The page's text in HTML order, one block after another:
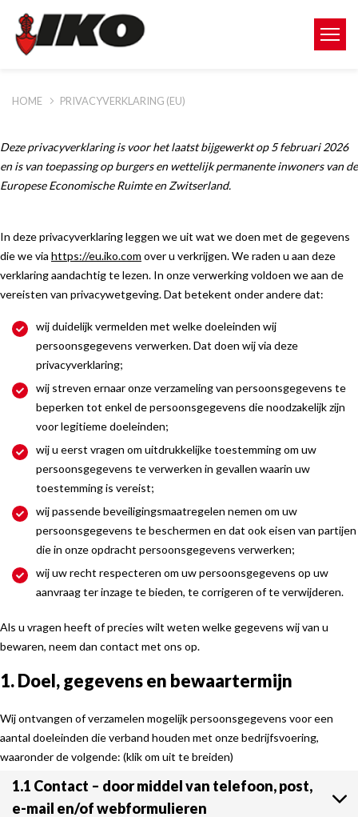
HOME PRIVACYVERKLARING (EU)
Deze privacyverklaring is voor het laatst bijgewerkt op 5 februari 2026
en is van toepassing op burgers en wettelijk permanente inwoners van de
Europese Economische Ruimte en Zwitserland.
In deze privacyverklaring leggen we uit wat we doen met de gegevens
die we via https://eu.iko.com over u verkrijgen. We raden u aan deze
verklaring aandachtig te lezen. In onze verwerking voldoen we aan de
vereisten van privacywetgeving. Dat betekent onder andere dat:
wij duidelijk vermelden met welke doeleinden wij
persoonsgegevens verwerken. Dat doen wij via deze
privacyverklaring;
wij streven ernaar onze verzameling van persoonsgegevens te
beperken tot enkel de persoonsgegevens die noodzakelijk zijn
voor legitieme doeleinden;
wij u eerst vragen om uitdrukkelijke toestemming om uw
persoonsgegevens te verwerken in gevallen waarin uw
toestemming is vereist;
wij passende beveiligingsmaatregelen nemen om uw
persoonsgegevens te beschermen en dat ook eisen van partijen
die in onze opdracht persoonsgegevens verwerken;
wij uw recht respecteren om uw persoonsgegevens op uw
aanvraag ter inzage te bieden, te corrigeren of te verwijderen.
Als u vragen heeft of precies wilt weten welke gegevens wij van u
bewaren, neem dan contact met ons op.
1. Doel, gegevens en bewaartermijn
Wij ontvangen of verzamelen mogelijk persoonsgegevens voor een
aantal doeleinden die verband houden met onze bedrijfsvoering,
waaronder de volgende: (klik om uit te breiden)
1.1 Contact – door middel van telefoon, post,
e-mail en/of webformulieren